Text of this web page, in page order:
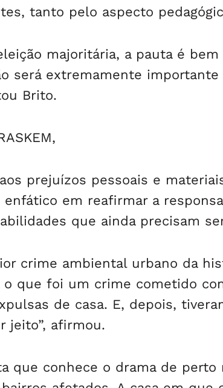
tanto pelo aspecto
majoritária, a pauta é
será extremamente
Brito.
prejuízos pessoais e
em reafirmar a
que ainda precisam
crime ambiental urbano da
o que foi um crime cometido
de casa. E, depois,
jeito”, afirmou.
que conhece o drama de